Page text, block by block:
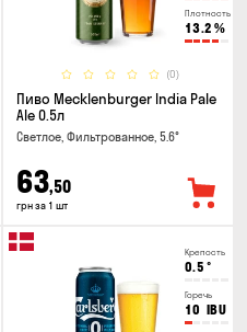
Плотность
13.2 %
(0)
Пиво Mecklenburger India Pale
Ale 0.5л
Светлое, Фильтрованное, 5.6°
63,50
грн за 1 шт
Крепость
0.5 °
Горечь
10 IBU